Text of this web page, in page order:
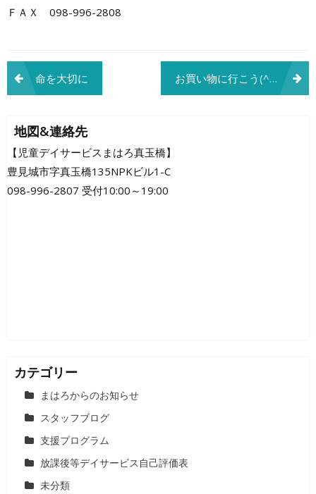
ＦＡＸ 098-996-2808
投
稿
ナ
ビ
ゲ
命を大切に お買い物に行こう(^O^)／
地図&連絡先
【児童デイサービスまはろ真玉橋】
豊見城市字真玉橋135NPKビル1-C
098-996-2807 受付10:00～19:00
カテゴリー
まはろからのお知らせ
スタッフブログ
支援プログラム
放課後等デイサービス自己評価表
未分類